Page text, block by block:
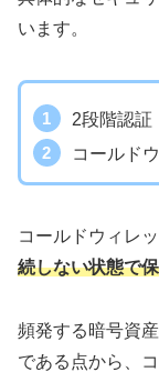
います。
2段階認証
コールド
コールドウィレ
続しない状態で
頻発する暗号資
である点から、